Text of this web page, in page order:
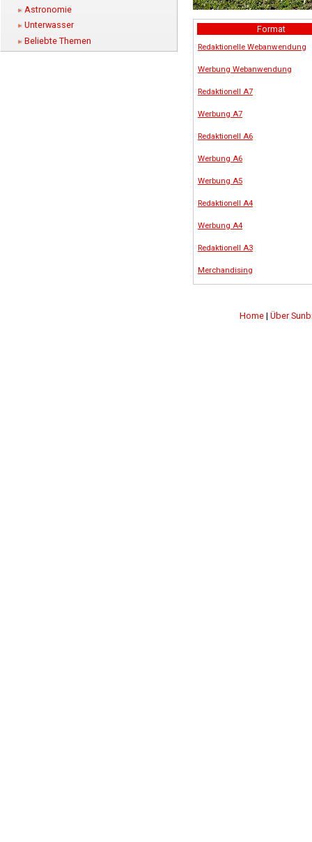
Astronomie
Unterwasser
Beliebte Themen
Format
Redaktionelle Webanwendung
Werbung Webanwendung
Redaktionell A7
Werbung A7
Redaktionell A6
Werbung A6
Werbung A5
Redaktionell A4
Werbung A4
Redaktionell A3
Merchandising
Home | Über